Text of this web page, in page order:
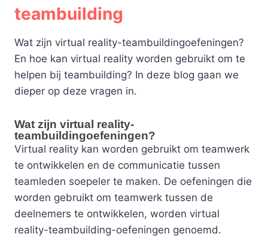
teambuilding
Wat zijn virtual reality-teambuildingoefeningen?
En hoe kan virtual reality worden gebruikt om te
helpen bij teambuilding? In deze blog gaan we
dieper op deze vragen in.
Wat zijn virtual reality-
teambuildingoefeningen?
Virtual reality kan worden gebruikt om teamwerk
te ontwikkelen en de communicatie tussen
teamleden soepeler te maken. De oefeningen die
worden gebruikt om teamwerk tussen de
deelnemers te ontwikkelen, worden virtual
reality-teambuilding-oefeningen genoemd.